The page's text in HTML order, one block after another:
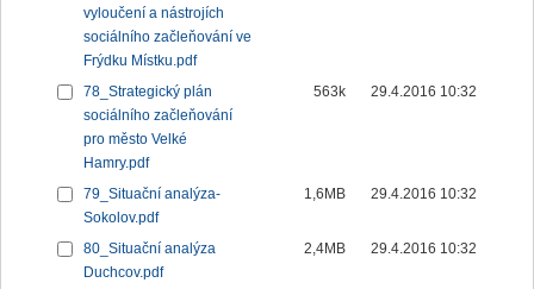
vyloučení a nástrojích
sociálního začleňování ve
Frýdku Místku.pdf
78_Strategický plán
sociálního začleňování
pro město Velké
Hamry.pdf
563k 29.4.2016 10:32
79_Situační analýza-
Sokolov.pdf
1,6MB 29.4.2016 10:32
80_Situační analýza
Duchcov.pdf
2,4MB 29.4.2016 10:32